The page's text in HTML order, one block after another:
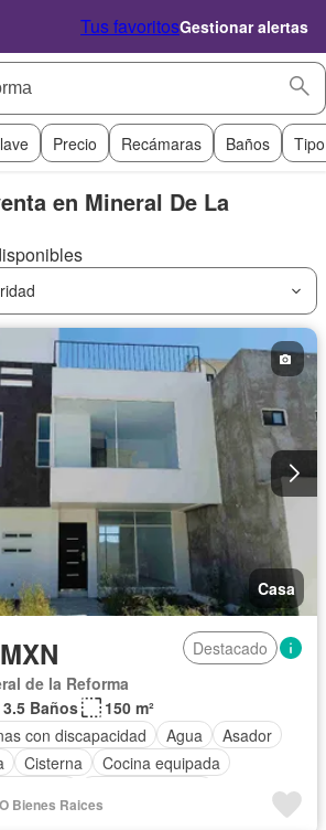
Tus favoritosGestionar alertas
Precio Recámaras Baños
en Mineral De La
Casa
Destacado
de la Reforma
3.5 Baños
150 m²
con discapacidad
Agua
Asador
Cisterna
Cocina equipada
con closet
Bienes Raices